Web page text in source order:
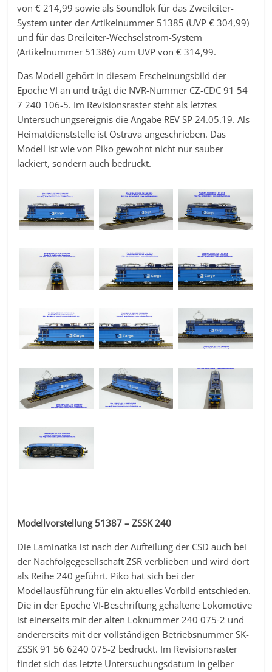
von € 214,99 sowie als Soundlok für das Zweileiter-
System unter der Artikelnummer 51385 (UVP € 304,99)
und für das Dreileiter-Wechselstrom-System
(Artikelnummer 51386) zum UVP von € 314,99.
Das Modell gehört in diesem Erscheinungsbild der
Epoche VI an und trägt die NVR-Nummer CZ-CDC 91 54
7 240 106-5. Im Revisionsraster steht als letztes
Untersuchungsereignis die Angabe REV SP 24.05.19. Als
Heimatdienststelle ist Ostrava angeschrieben. Das
Modell ist wie von Piko gewohnt nicht nur sauber
lackiert, sondern auch bedruckt.
Modellvorstellung 51387 – ZSSK 240
Die Laminatka ist nach der Aufteilung der CSD auch bei
der Nachfolgegesellschaft ZSR verblieben und wird dort
als Reihe 240 geführt. Piko hat sich bei der
Modellausführung für ein aktuelles Vorbild entschieden.
Die in der Epoche VI-Beschriftung gehaltene Lokomotive
ist einerseits mit der alten Loknummer 240 075-2 und
andererseits mit der vollständigen Betriebsnummer SK-
ZSSK 91 56 6240 075-2 bedruckt. Im Revisionsraster
findet sich das letzte Untersuchungsdatum in gelber